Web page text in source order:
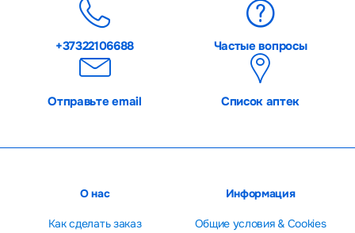
+37322106688 Частые вопросы
Отправьте email Список аптек
О нас
Как сделать заказ
Информация
Общие условия & Cookies